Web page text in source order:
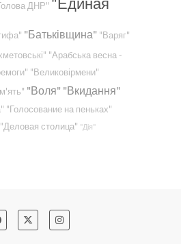
ДНР"
"Батьківщина" "Варяг"
"Арабська весна -
"Великовірмени"
"Воля" "Вкидання"
"Голосование на пеньках"
"Деловая столица" "Дія"